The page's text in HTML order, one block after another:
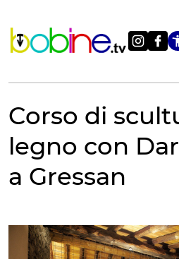
contenuto
Corso di
legno con
a Gressan